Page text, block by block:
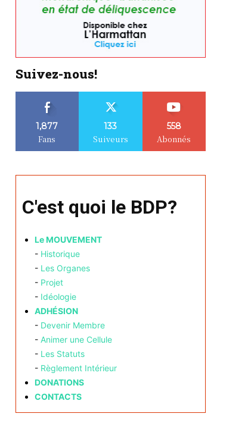
Suivez-nous!
1,877
Fans
133
Suiveurs
558
Abonnés
C'est quoi le BDP?
Le MOUVEMENT
- Historique
- Les Organes
- Projet
- Idéologie
ADHÉSION
- Devenir Membre
- Animer une Cellule
- Les Statuts
- Règlement Intérieur
DONATIONS
CONTACTS